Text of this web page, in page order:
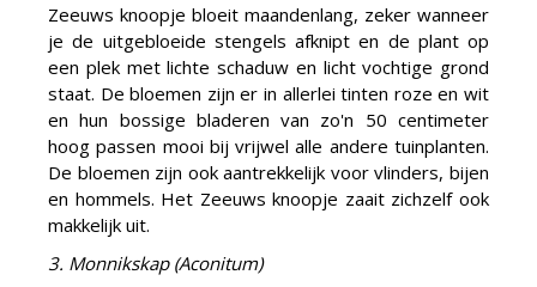
Zeeuws knoopje bloeit maandenlang, zeker wanneer
je de uitgebloeide stengels afknipt en de plant op
een plek met lichte schaduw en licht vochtige grond
staat. De bloemen zijn er in allerlei tinten roze en wit
en hun bossige bladeren van zo'n 50 centimeter
hoog passen mooi bij vrijwel alle andere tuinplanten.
De bloemen zijn ook aantrekkelijk voor vlinders, bijen
en hommels. Het Zeeuws knoopje zaait zichzelf ook
makkelijk uit.
3. Monnikskap (Aconitum)